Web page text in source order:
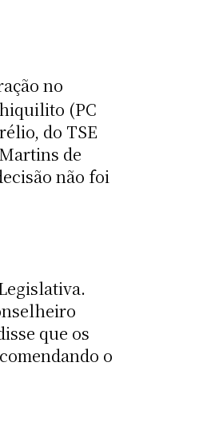
no
(PC
do TSE
de
não foi
que os
o